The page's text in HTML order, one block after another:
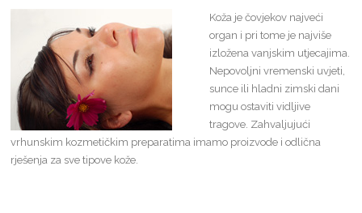
Koža je čovjekov najveći
organ i pri tome je najviše
izložena vanjskim utjecajima.
Nepovoljni vremenski uvjeti,
sunce ili hladni zimski dani
mogu ostaviti vidljive
tragove. Zahvaljujući
vrhunskim kozmetičkim preparatima imamo proizvode i odlična
rješenja za sve tipove kože.